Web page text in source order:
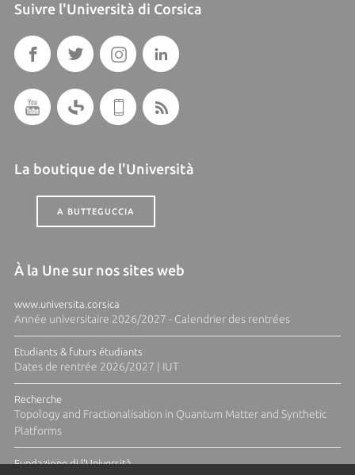
Suivre l'Università di Corsica
La boutique de l'Università
A BUTTEGUCCIA
À la Une sur nos sites web
www.universita.corsica
Année universitaire 2026/2027 - Calendrier des rentrées
Etudiants & futurs étudiants
Dates de rentrée 2026/2027 | IUT
Recherche
Topology and Fractionalisation in Quantum Matter and Synthetic
Platforms
Fundazione di l'Università